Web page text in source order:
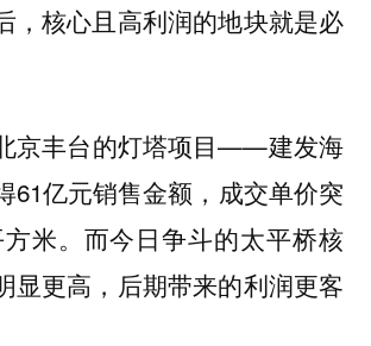
，核心且高利润的地块就是必
京丰台的灯塔项目——建发海
61亿元销售金额，成交单价突
米。而今日争斗的太平桥核
显更高，后期带来的利润更客